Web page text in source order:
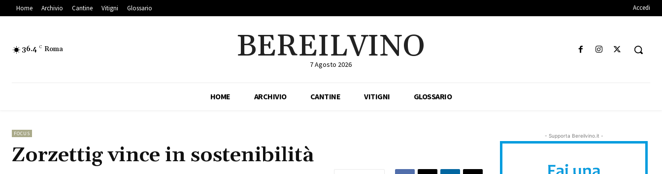
Home Archivio Cantine Vitigni Glossario Accedi
36.4 C Roma BEREILVINO
7 Agosto 2026
HOME ARCHIVIO CANTINE VITIGNI GLOSSARIO
FOCUS
Zorzettig vince in sostenibilità
- Supporta Bereilvino.it -